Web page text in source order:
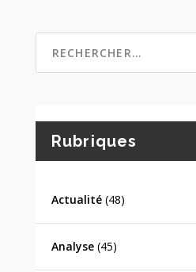
Rubriques
Actualité(48)
Analyse(45)